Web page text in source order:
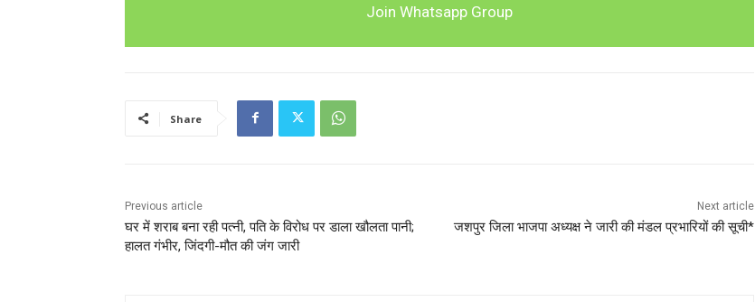
Join Whatsapp Group
Share
Previous article
घर में शराब बना रही पत्नी, पति के विरोध पर डाला खौलता पानी;
हालत गंभीर, जिंदगी-मौत की जंग जारी
Next article
जशपुर जिला भाजपा अध्यक्ष ने जारी की मंडल प्रभारियों की सूची*